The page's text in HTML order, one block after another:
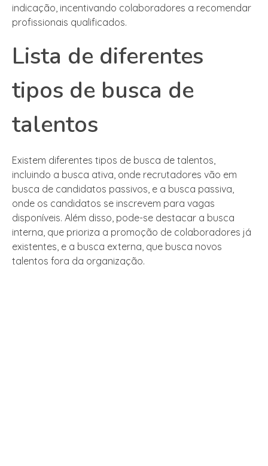
indicação, incentivando colaboradores a recomendar
profissionais qualificados.
Lista de diferentes
tipos de busca de
talentos
Existem diferentes tipos de busca de talentos,
incluindo a busca ativa, onde recrutadores vão em
busca de candidatos passivos, e a busca passiva,
onde os candidatos se inscrevem para vagas
disponíveis. Além disso, pode-se destacar a busca
interna, que prioriza a promoção de colaboradores já
existentes, e a busca externa, que busca novos
talentos fora da organização.